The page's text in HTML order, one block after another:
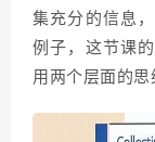
集充分的信息
例子，这节课
用两个层面的思